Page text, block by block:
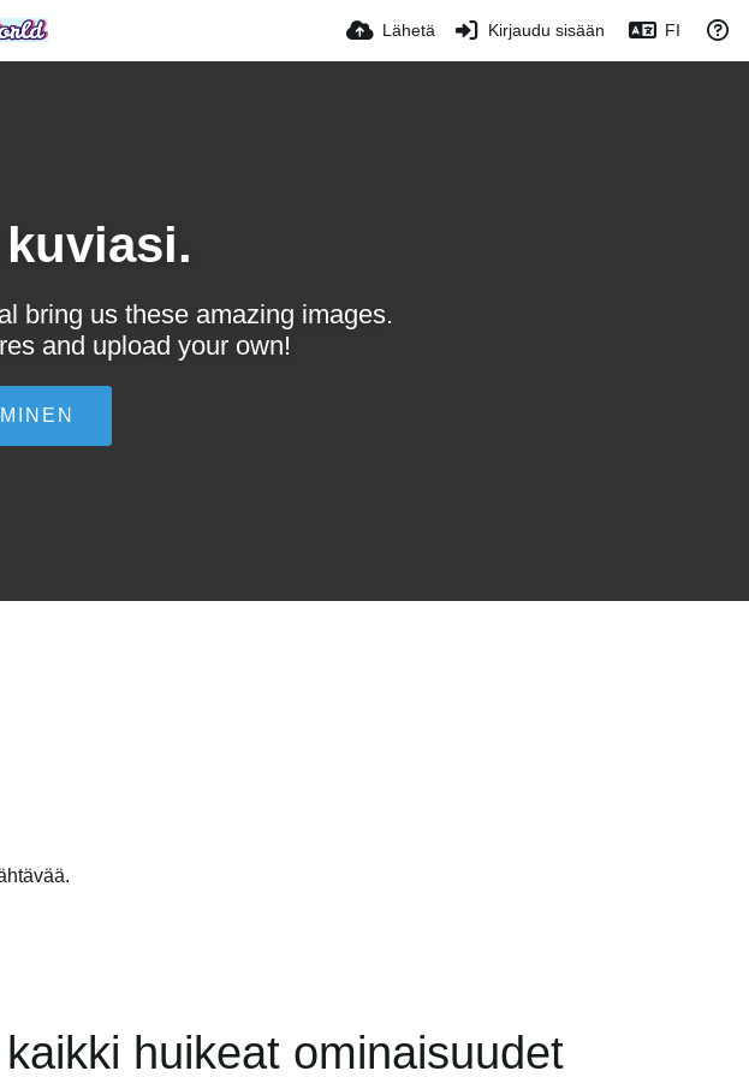
Lähetä Kirjaudu sisään FI
bring us these amazing images.
and upload your own!
huikeat ominaisuudet